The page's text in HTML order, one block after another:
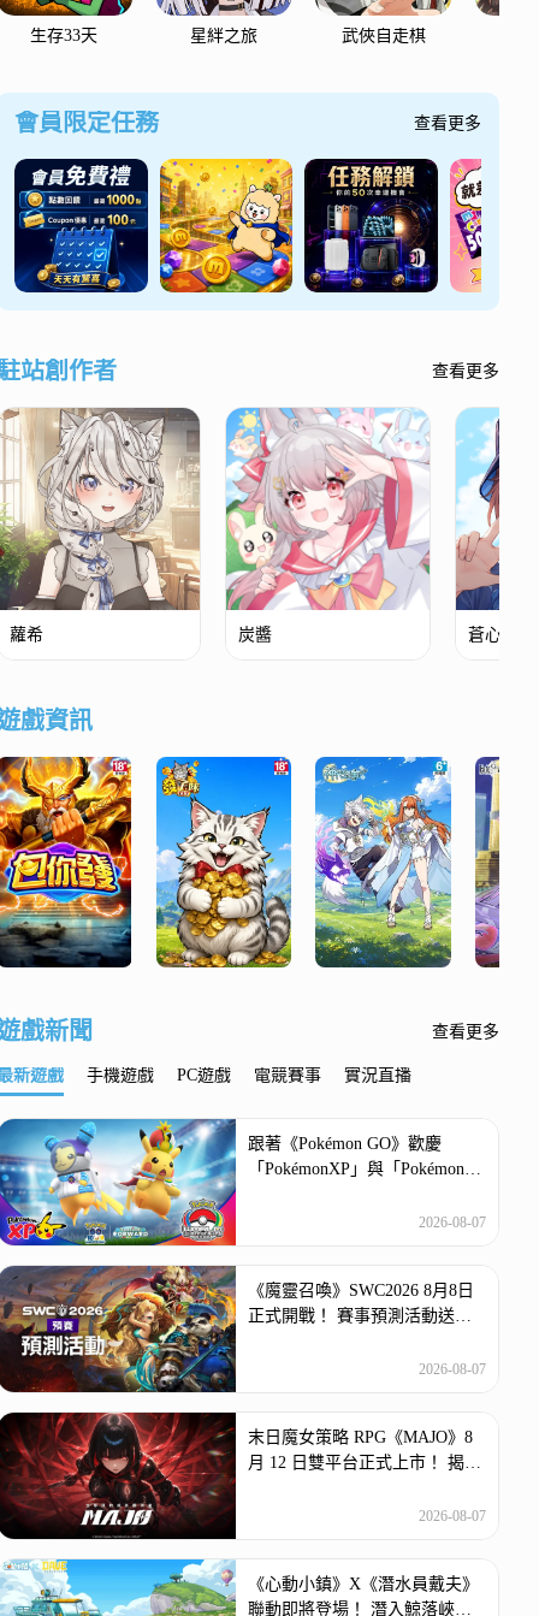
生存33天 星絆之旅 武俠自走棋
會員限定任務 查看更多
站創作者 查看更多
蘿希 炭醬 蒼心．翟
戲資訊
戲新聞 查看更多
新遊戲 手機遊戲 PC遊戲 電競賽事 實況直播
跟著《Pokémon GO》歡慶
「PokémonXP」與「Pokémon
2026-08-07
《魔靈召喚》SWC2026 8月8日
正式開戰！ 賽事預測活動送傳
2026-08-07
末日魔女策略 RPG《MAJO》8
月 12 日雙平台正式上市！ 揭開
2026-08-07
《心動小鎮》X《潛水員戴夫》
聯動即將登場！ 潛入鯨落峽谷